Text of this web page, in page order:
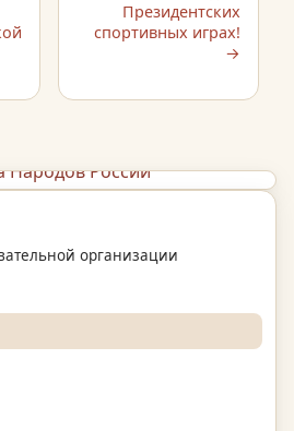
Президентских
спортивных играх!
→
организации